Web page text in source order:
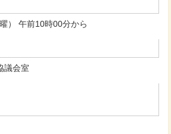
） 午前10時00分から
議会室